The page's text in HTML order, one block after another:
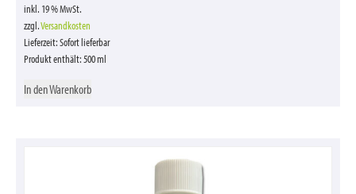
inkl. 19 % MwSt.
zzgl.Versandkosten
Lieferzeit:Sofort lieferbar
Produkt enthält: 500ml
In den Warenkorb